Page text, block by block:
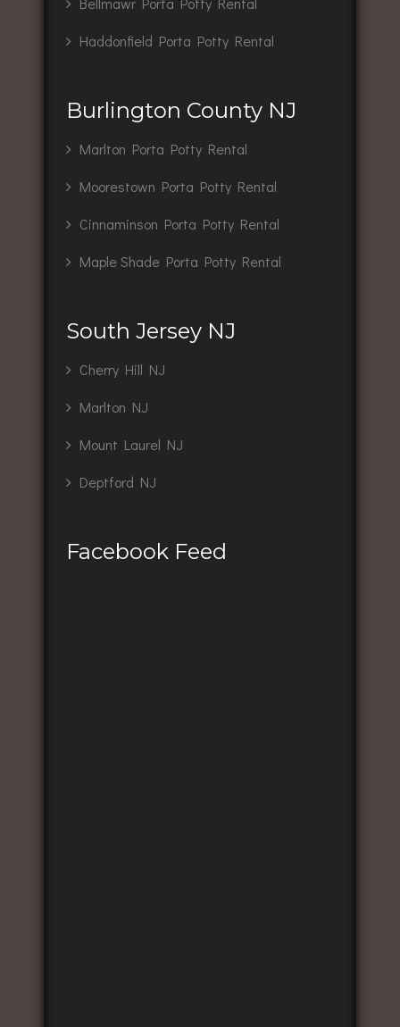
Haddonfield Porta Potty Rental
Burlington County NJ
Marlton Porta Potty Rental
Moorestown Porta Potty Rental
Cinnaminson Porta Potty Rental
Maple Shade Porta Potty Rental
South Jersey NJ
Cherry Hill NJ
Marlton NJ
Mount Laurel NJ
Deptford NJ
Facebook Feed